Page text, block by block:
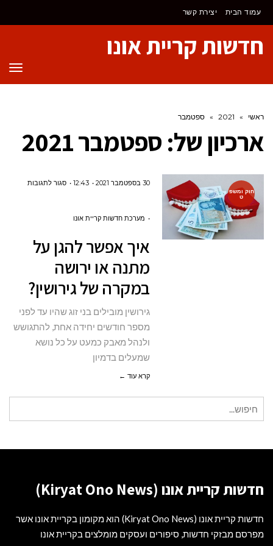
לתוכן
עמוד הבית יצירת קשר
חדשות קריית אונו
ראשי »
2021
» ספטמבר
ארכיון של: ספטמבר 2021
חוק ומשפ
ט
30 בספטמבר 2021 12:43 סגור לתגובותעל
מערכת חדשות קריית אונו
איך אפשר להגן על
מתנה או ירושה
במקרה של גירושין?
גירושין מובילים בני זוג שהיו עד לפני
מספר חודשים יחידה אחת, להתגושש
ולנהל מאבק כמעט על כל נושא
שמעלים בדמיון
קרא עוד ←
עבור:
חדשות קריית אונו (Kiryat Ono News)
חדשות קריית אונו (Kiryat Ono News) הוא מקומון בקריית אונו אשר
מפרסם מבזקי חדשות, סיפורים ועסקים מומלצים בקריית אונו